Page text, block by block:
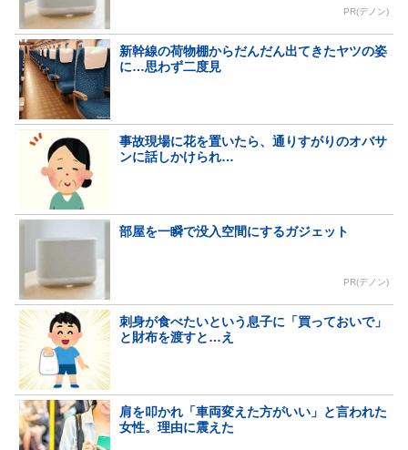
PR(デノン)
新幹線の荷物棚からだんだん出てきたヤツの姿
に…思わず二度見
事故現場に花を置いたら、通りすがりのオバサ
ンに話しかけられ…
部屋を一瞬で没入空間にするガジェット
PR(デノン)
刺身が食べたいという息子に「買っておいで」
と財布を渡すと…え
肩を叩かれ「車両変えた方がいい」と言われた
女性。理由に震えた